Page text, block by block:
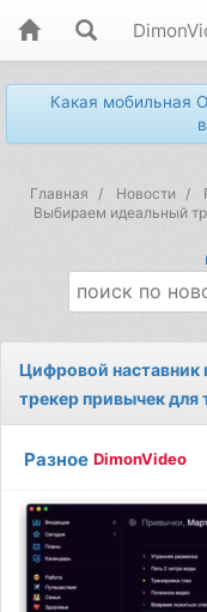
Какая мобильная
Главная Новости
Выбираем идеальный
Цифровой наставник
трекер привычек
Разное DimonVideo